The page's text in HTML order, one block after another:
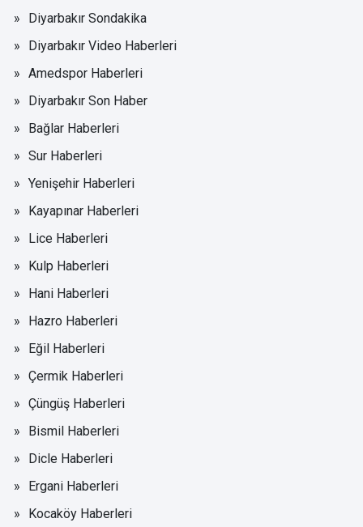
Diyarbakır Sondakika
Diyarbakır Video Haberleri
Amedspor Haberleri
Diyarbakır Son Haber
Bağlar Haberleri
Sur Haberleri
Yenişehir Haberleri
Kayapınar Haberleri
Lice Haberleri
Kulp Haberleri
Hani Haberleri
Hazro Haberleri
Eğil Haberleri
Çermik Haberleri
Çüngüş Haberleri
Bismil Haberleri
Dicle Haberleri
Ergani Haberleri
Kocaköy Haberleri